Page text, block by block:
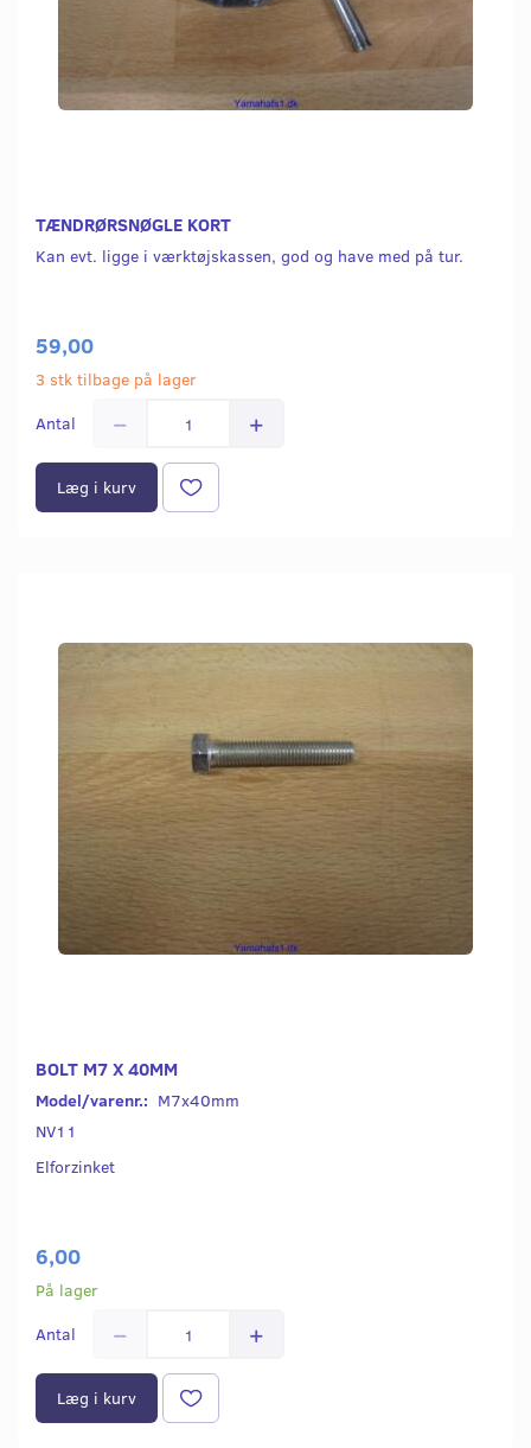
TÆNDRØRSNØGLE KORT
Kan evt. ligge i værktøjskassen, god og have med på tur.
59,00
3 stk tilbage på lager
Antal
Læg i kurv
BOLT M7 X 40MM
Model/varenr.: M7x40mm
NV11
Elforzinket
6,00
På lager
Antal
Læg i kurv